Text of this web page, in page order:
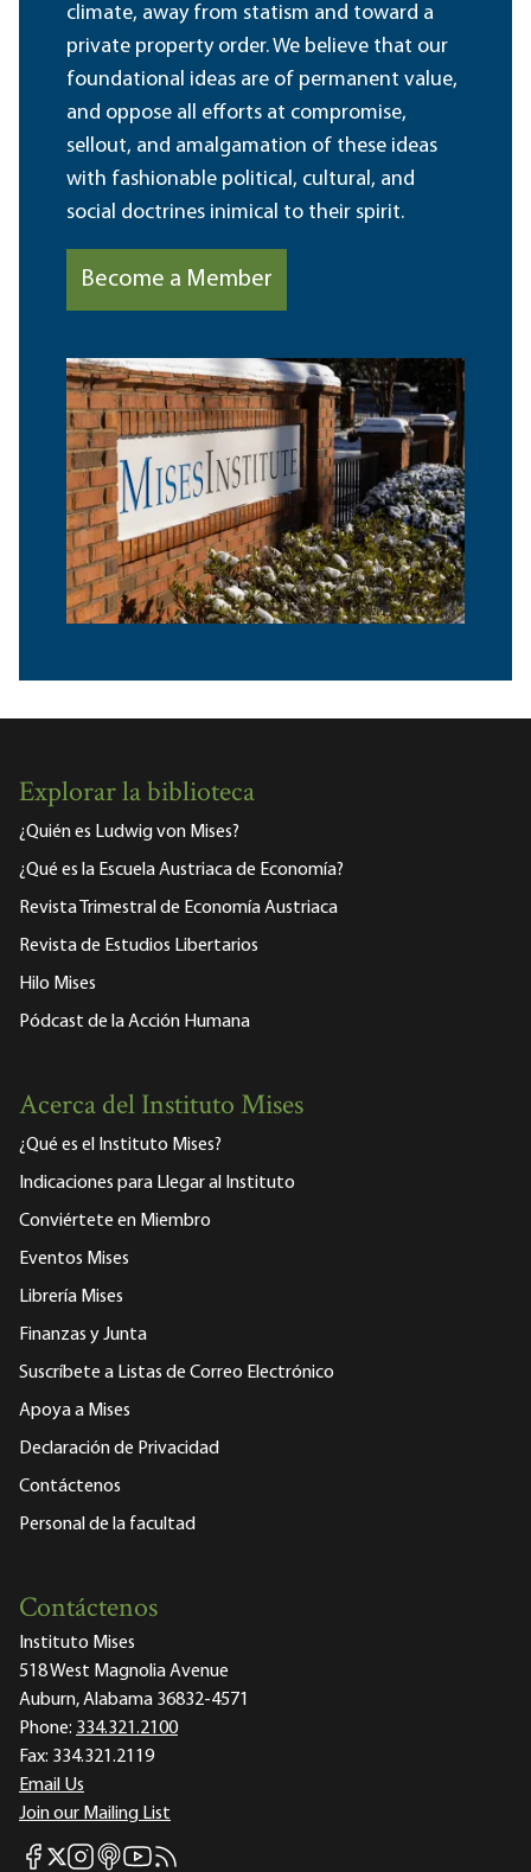
climate, away from statism and toward a
private property order. We believe that our
foundational ideas are of permanent value,
and oppose all efforts at compromise,
sellout, and amalgamation of these ideas
with fashionable political, cultural, and
social doctrines inimical to their spirit.
Become a Member
Explorar la biblioteca
¿Quién es Ludwig von Mises?
¿Qué es la Escuela Austriaca de Economía?
Revista Trimestral de Economía Austriaca
Revista de Estudios Libertarios
Hilo Mises
Pódcast de la Acción Humana
Acerca del Instituto Mises
¿Qué es el Instituto Mises?
Indicaciones para Llegar al Instituto
Conviértete en Miembro
Eventos Mises
Librería Mises
Finanzas y Junta
Suscríbete a Listas de Correo Electrónico
Apoya a Mises
Declaración de Privacidad
Contáctenos
Personal de la facultad
Contáctenos
Instituto Mises
518 West Magnolia Avenue
Auburn, Alabama 36832-4571
Phone: 334.321.2100
Fax: 334.321.2119
Email Us
Join our Mailing List
Mises Facebook
Mises X
Mises Instagram
Mises itunes
Mises Youtube
Mises RSS feed